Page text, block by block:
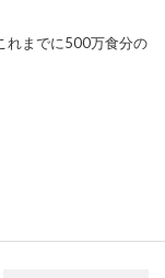
れまでに500万食分の